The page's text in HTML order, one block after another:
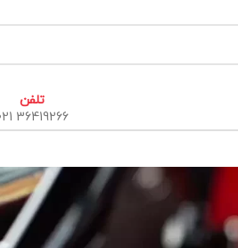
تلفن
36419266 021